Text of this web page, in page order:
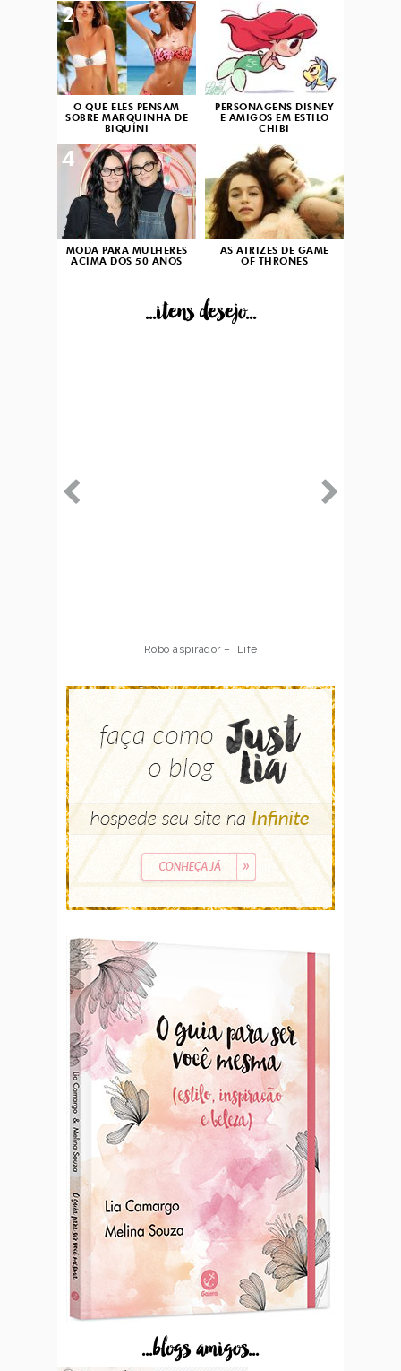
O QUE ELES PENSAM
SOBRE MARQUINHA DE
BIQUÍNI
2
PERSONAGENS DISNEY
E AMIGOS EM ESTILO
CHIBI
3
MODA PARA MULHERES
ACIMA DOS 50 ANOS
4
AS ATRIZES DE GAME
OF THRONES
...itens desejo...
Robô aspirador – ILife
...blogs amigos...